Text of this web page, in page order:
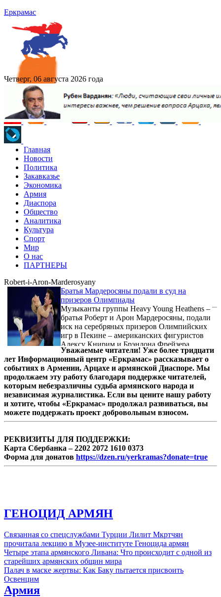
Еркрамас
Четверг, 06 августа 2026 года
Главная
Новости
Политика
Закавказье
Экономика
Армия
Диаспора
Общество
Аналитика
Культура
Спорт
Мир
О нас
ПАРТНЕРЫ
Robert-i-Aron-Marderosyany
Братья Мардеросяны подали в суд на
призеров Олимпиады
Музыканты группы Heavy Young Heathens –
братья Роберт и Арон Мардеросяны, подали
иск на серебряных призеров Олимпийских
игр в Пекине – американских фигуристов
Алексу Книрим и Брэндона Фрейзера,
сообщает armeniasputnik.am со ссылкой на
Court House News.
Уважаемые читатели! Уже более тридцати
лет Информационный центр «Еркрамас» рассказывает о
событиях в Армении, Арцахе и армянской Диаспоре. Мы
продолжаем эту работу благодаря поддержке читателей,
которым небезразличны судьба армянского народа и
независимая журналистика. Если вы цените нашу работу
и хотите, чтобы «Еркрамас» продолжал развиваться, вы
можете поддержать проект добровольным взносом.
РЕКВИЗИТЫ ДЛЯ ПОДДЕРЖКИ:
Карта Сбербанка – 2202 2072 1610 0373
Форма для донатов https://dzen.ru/yerkramas?donate=true
ГЕНОЦИД АРМЯН
Связанная со спецслужбами Турции Лилит Мкртчян
прочитала лекцию в Музее-институте Геноцида армян
Четыре этапа армянского Ливана: Что происходит с одной из
старейших армянских общин мира
Палач в маске жертвы: Как Баку пытается присвоить
Освенцим
Армия